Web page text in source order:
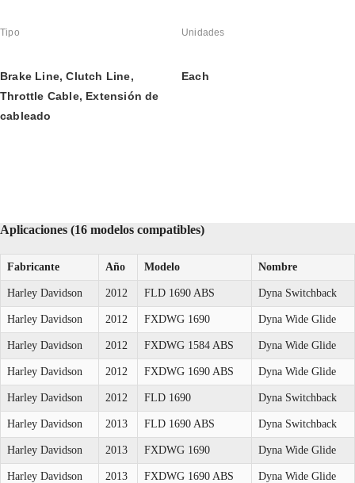
Tipo
Brake Line, Clutch Line,
Throttle Cable, Extensión de
cableado
Unidades
Each
Aplicaciones (16 modelos compatibles)
Fabricante Año Modelo Nombre
Harley Davidson 2012 FLD 1690 ABS Dyna Switchback
Harley Davidson 2012 FXDWG 1690 Dyna Wide Glide
Harley Davidson 2012 FXDWG 1584 ABS Dyna Wide Glide
Harley Davidson 2012 FXDWG 1690 ABS Dyna Wide Glide
Harley Davidson 2012 FLD 1690 Dyna Switchback
Harley Davidson 2013 FLD 1690 ABS Dyna Switchback
Harley Davidson 2013 FXDWG 1690 Dyna Wide Glide
Harley Davidson 2013 FXDWG 1690 ABS Dyna Wide Glide